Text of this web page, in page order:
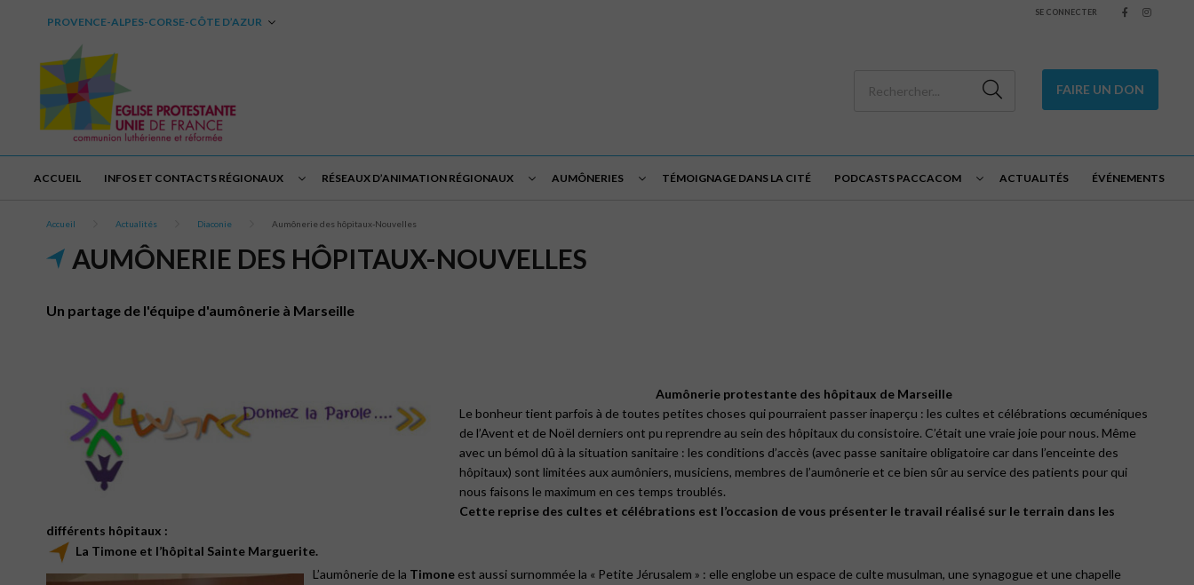
PROVENCE-ALPES-CORSE-CÔTE D’AZUR
SE CONNECTER
FAIRE UN DON
ACCUEIL INFOS ET CONTACTS RÉGIONAUX RÉSEAUX D’ANIMATION RÉGIONAUX AUMÔNERIES TÉMOIGNAGE DANS LA CITÉ PODCASTS PACCACOM ACTUALITÉS ÉVÉNEMENTS
Accueil Actualités Diaconie Aumônerie des hôpitaux-Nouvelles
AUMÔNERIE DES HÔPITAUX-NOUVELLES
Un partage de l'équipe d'aumônerie à Marseille
Aumônerie protestante des hôpitaux de Marseille
Le bonheur tient parfois à de toutes petites choses qui pourraient passer inaperçu : les cultes et célébrations œcuméniques
de l’Avent et de Noël derniers ont pu reprendre au sein des hôpitaux du consistoire. C’était une vraie joie pour nous. Même
avec un bémol dû à la situation sanitaire : les conditions d’accès (avec passe sanitaire obligatoire car dans l’enceinte des
hôpitaux) sont limitées aux aumôniers, musiciens, membres de l’aumônerie et ce bien sûr au service des patients pour qui
nous faisons le maximum en ces temps troublés.
Cette reprise des cultes et célébrations est l’occasion de vous présenter le travail réalisé sur le terrain dans les
différents hôpitaux :
La Timone et l’hôpital Sainte Marguerite.
L’aumônerie de la Timone est aussi surnommée la « Petite Jérusalem » : elle englobe un espace de culte musulman, une synagogue et une chapelle